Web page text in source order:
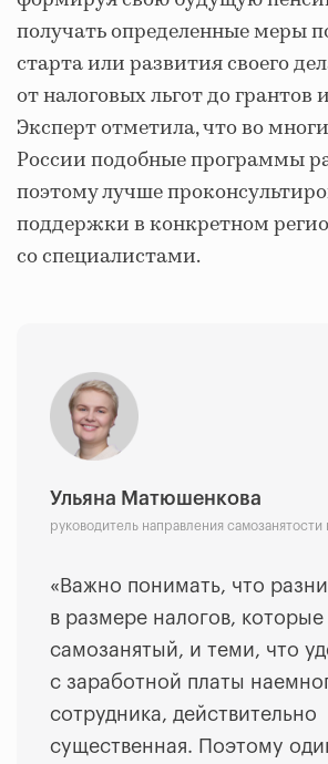
получать определенные меры
старта или развития своего
от налоговых льгот до грантов
Эксперт отметила, что во
России подобные программы
поэтому лучше
поддержки в конкретном
со специалистами.
Ульяна Матюшенкова
руководитель направления самозанятости
«Важно понимать, что
в размере налогов, которые
самозанятый, и теми, что
с заработной платы
сотрудника, действительно
существенная. Поэтому